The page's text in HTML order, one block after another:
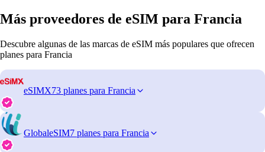
Más proveedores de eSIM para Francia
Descubre algunas de las marcas de eSIM más populares que ofrecen
planes para Francia
eSIMX73 planes para Francia
GlobaleSIM7 planes para Francia